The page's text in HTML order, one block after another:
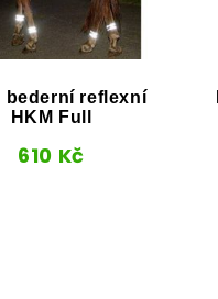
bederní reflexní
HKM Full
610 Kč